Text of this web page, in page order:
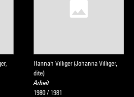
Hannah Villiger (Johanna Villiger,
dite)
Arbeit
1980 / 1981